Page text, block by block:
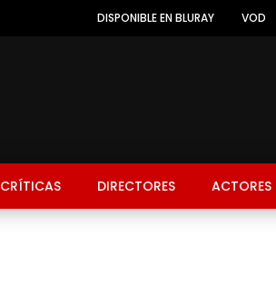
DISPONIBLE EN BLURAY VOD
CRÍTICAS DIRECTORES ACTORES